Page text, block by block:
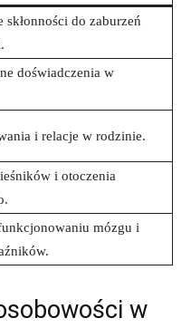
skłonności do zaburzeń
doświadczenia⁤ w
i relacje‌ w rodzinie.
i otoczenia
mózgu i
w